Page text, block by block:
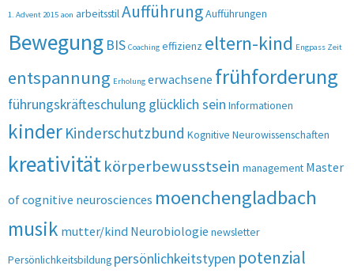
1. Advent 2015 aon arbeitsstilAufführungAufführungen
Bewegung BIS Coaching effizienz eltern-kind Engpass Zeit
entspannung Erholung erwachsene frühforderung
führungskräfteschulung glücklich sein Informationen
kinder Kinderschutzbund Kognitive Neurowissenschaften
kreativitätkörperbewusstsein management Master
of cognitive neurosciences moenchengladbach
musik mutter/kind Neurobiologie newsletter
Persönlichkeitsbildung persönlichkeitstypen potenzial